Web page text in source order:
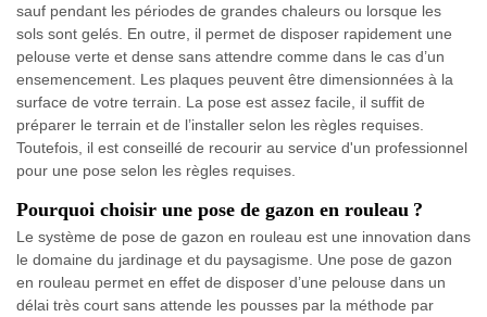
sauf pendant les périodes de grandes chaleurs ou lorsque les
sols sont gelés. En outre, il permet de disposer rapidement une
pelouse verte et dense sans attendre comme dans le cas d’un
ensemencement. Les plaques peuvent être dimensionnées à la
surface de votre terrain. La pose est assez facile, il suffit de
préparer le terrain et de l’installer selon les règles requises.
Toutefois, il est conseillé de recourir au service d'un professionnel
pour une pose selon les règles requises.
Pourquoi choisir une pose de gazon en rouleau ?
Le système de pose de gazon en rouleau est une innovation dans
le domaine du jardinage et du paysagisme. Une pose de gazon
en rouleau permet en effet de disposer d’une pelouse dans un
délai très court sans attende les pousses par la méthode par